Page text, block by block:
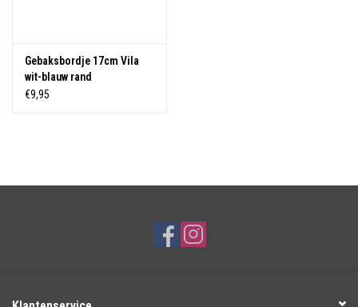
Gebaksbordje 17cm Vila
wit-blauw rand
€9,95